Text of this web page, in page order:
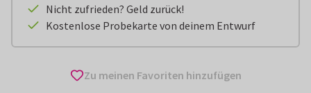
Nicht zufrieden? Geld zurück!
Kostenlose Probekarte von deinem Entwurf
Zu meinen Favoriten hinzufügen